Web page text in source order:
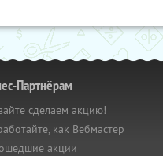
Партнёрам
сделаем акцию!
как Вебмастер
акции